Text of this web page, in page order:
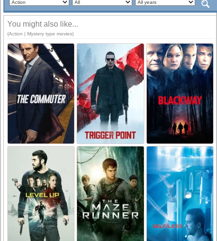
You might also like...
(Action | Mystery type movies)